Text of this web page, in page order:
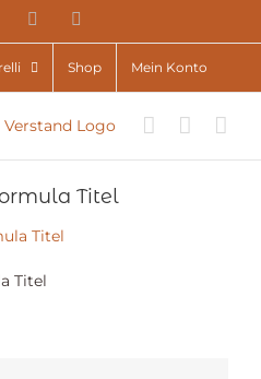
FacebookInstagram
Shop Mein Konto
Titel
Titel